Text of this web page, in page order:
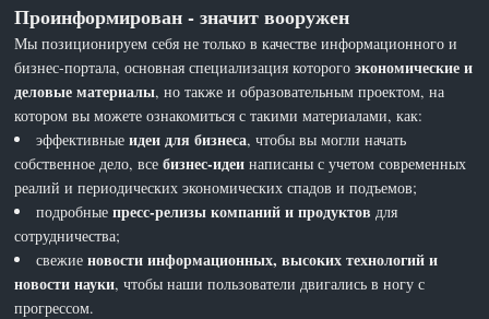
Проинформирован - значит вооружен
Мы позиционируем себя не только в качестве информационного и
бизнес-портала, основная специализация которогоэкономические и
деловые материалы, но также и образовательным проектом, на
котором вы можете ознакомиться с такими материалами, как:
эффективныеидеи для бизнеса, чтобы вы могли начать
собственное дело, всебизнес-идеи написаны с учетом современных
реалий и периодических экономических спадов и подъемов;
подробныепресс-релизы компаний и продуктов для
сотрудничества;
свежиеновости информационных, высоких технологий и
новости науки, чтобы наши пользователи двигались в ногу с
прогрессом.